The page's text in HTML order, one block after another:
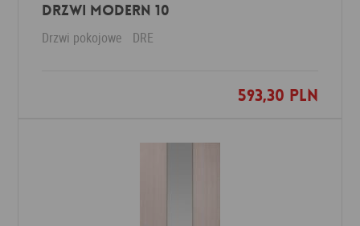
Drzwi Modern 10
Drzwi pokojowe DRE
593,30 PLN
Dodaj do ulubionych